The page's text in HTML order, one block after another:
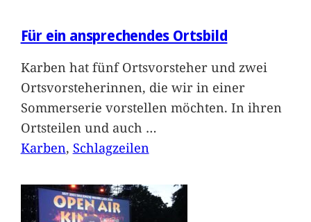
Für ein ansprechendes Ortsbild
Karben hat fünf Ortsvorsteher und zwei
Ortsvorsteherinnen, die wir in einer
Sommerserie vorstellen möchten. In ihren
Ortsteilen und auch …
Karben, Schlagzeilen